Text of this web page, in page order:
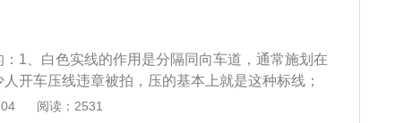
时，在大多数可调头的路口，路面施划的标线由实
调头，一旦地面标线为实线，路口又有左转信号灯，
绿灯后方可调头行驶；3、但是如果双黄线或单黄
置，哪怕此路口没有设置禁止调头标识，车辆也不
单黄线一条虚线，或直接为一条虚线，则表示车辆
1、白色实线的作用是分隔同向车道，通常施划在
开车压线违章被拍，压的基本上就是这种标线；
方向车辆越线或压线行驶。单黄实线一般施划于单
阅读：2531